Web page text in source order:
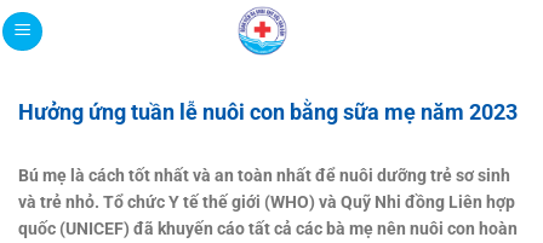
Bỏ
qua
dung
Hưởng ứng tuần lễ nuôi con bằng sữa mẹ năm 2023
Bú mẹ là cách tốt nhất và an toàn nhất để nuôi dưỡng trẻ sơ sinh
và trẻ nhỏ. Tổ chức Y tế thế giới (WHO) và Quỹ Nhi đồng Liên hợp
quốc (UNICEF) đã khuyến cáo tất cả các bà mẹ nên nuôi con hoàn